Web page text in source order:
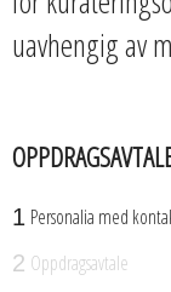
uavhengig av
1 Personalia med
2 Oppdragsavtale